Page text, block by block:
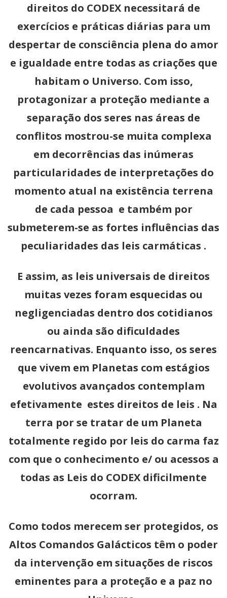
direitos do CODEX necessitará de
exercícios e práticas diárias para um
despertar de consciência plena do amor
e igualdade entre todas as criações que
habitam o Universo. Com isso,
protagonizar a proteção mediante a
separação dos seres nas áreas de
conflitos mostrou-se muita complexa
em decorrências das inúmeras
particularidades de interpretações do
momento atual na existência terrena
de cada pessoa e também por
submeterem-se as fortes influências das
peculiaridades das leis carmáticas .
E assim, as leis universais de direitos
muitas vezes foram esquecidas ou
negligenciadas dentro dos cotidianos
ou ainda são dificuldades
reencarnativas. Enquanto isso, os seres
que vivem em Planetas com estágios
evolutivos avançados contemplam
efetivamente estes direitos de leis . Na
terra por se tratar de um Planeta
totalmente regido por leis do carma faz
com que o conhecimento e/ ou acessos a
todas as Leis do CODEX dificilmente
ocorram.
Como todos merecem ser protegidos, os
Altos Comandos Galácticos têm o poder
da intervenção em situações de riscos
eminentes para a proteção e a paz no